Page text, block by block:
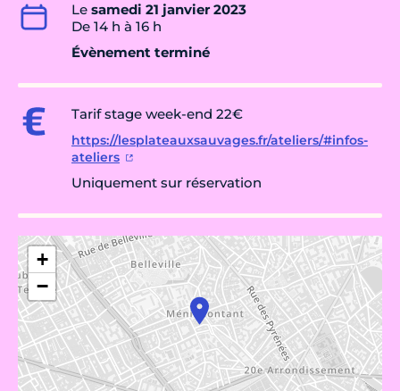
Le samedi 21 janvier 2023
De 14 h à 16 h
Évènement terminé
Tarif stage week-end 22€
https://lesplateauxsauvages.fr/ateliers/#infos-
ateliers
Uniquement sur réservation
+
−